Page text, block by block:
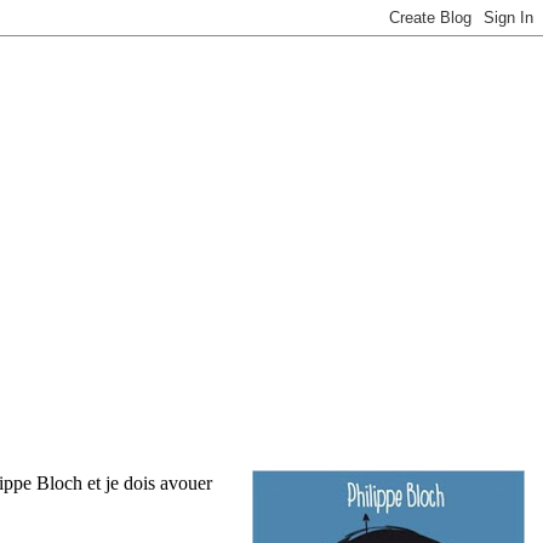
Bloch et je dois avouer